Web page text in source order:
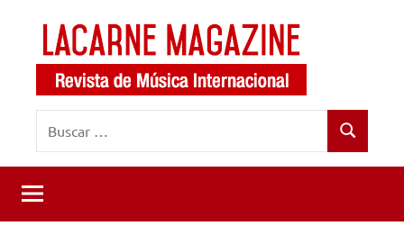
contenido
LaCarne
Magazine
de
música
internacional
Buscar